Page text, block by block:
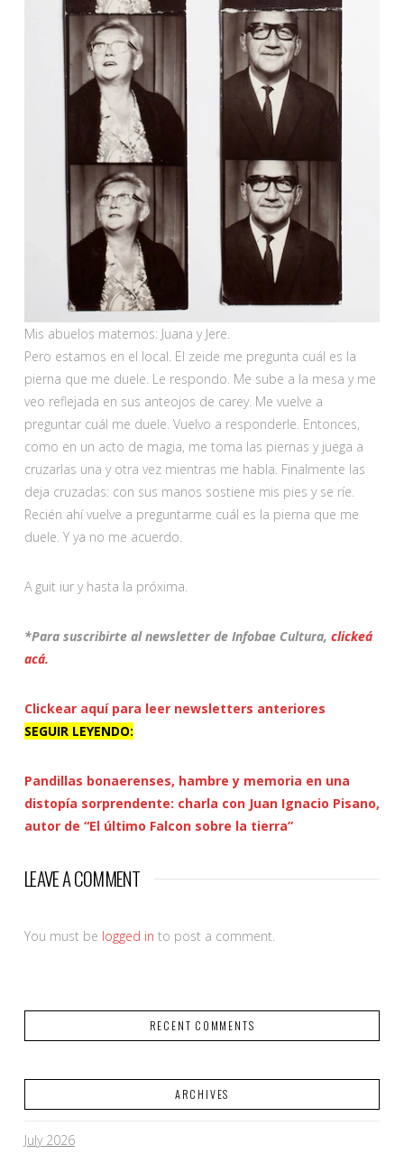
Mis abuelos maternos: Juana y Jere.
Pero estamos en el local. El zeide me pregunta cuál es la
pierna que me duele. Le respondo. Me sube a la mesa y me
veo reflejada en sus anteojos de carey. Me vuelve a
preguntar cuál me duele. Vuelvo a responderle. Entonces,
como en un acto de magia, me toma las piernas y juega a
cruzarlas una y otra vez mientras me habla. Finalmente las
deja cruzadas: con sus manos sostiene mis pies y se ríe.
Recién ahí vuelve a preguntarme cuál es la pierna que me
duele. Y ya no me acuerdo.
A guit iur y hasta la próxima.
*Para suscribirte al newsletter de Infobae Cultura, clickeá
acá.
Clickear aquí para leer newsletters anteriores
SEGUIR LEYENDO:
Pandillas bonaerenses, hambre y memoria en una
distopía sorprendente: charla con Juan Ignacio Pisano,
autor de “El último Falcon sobre la tierra”
LEAVE A COMMENT
You must be logged in to post a comment.
RECENT COMMENTS
ARCHIVES
July 2026